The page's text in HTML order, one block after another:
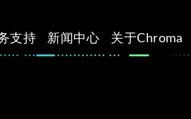
支持 新闻中心 关于Chroma